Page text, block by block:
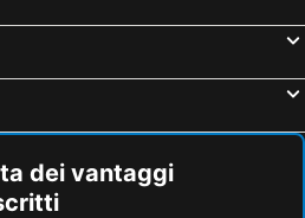
dei vantaggi